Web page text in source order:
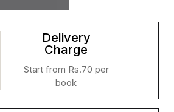
Delivery
Charge
Start from Rs.70 per
book